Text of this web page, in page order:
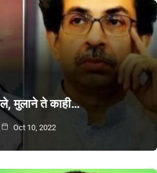
मुलाने ते काही…
Oct 10, 2022